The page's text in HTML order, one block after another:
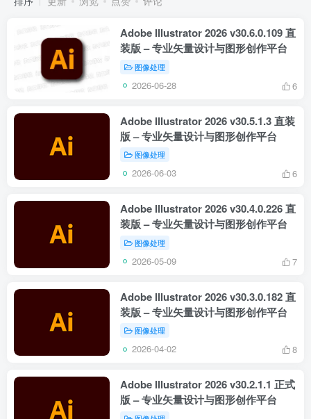
Adobe Illustrator 2026 v30.6.0.109 直
装版 – 专业矢量设计与图形创作平台
图像处理
2026-06-28 6
Adobe Illustrator 2026 v30.5.1.3 直装
版 – 专业矢量设计与图形创作平台
图像处理
2026-06-03 6
Adobe Illustrator 2026 v30.4.0.226 直
装版 – 专业矢量设计与图形创作平台
图像处理
2026-05-09 7
Adobe Illustrator 2026 v30.3.0.182 直
装版 – 专业矢量设计与图形创作平台
图像处理
2026-04-02 8
Adobe Illustrator 2026 v30.2.1.1 正式
版 – 专业矢量设计与图形创作平台